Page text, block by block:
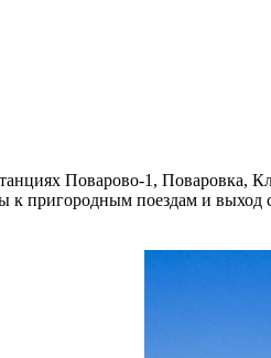
Поварово-1, Поваровка,
к пригородным поездам и выход